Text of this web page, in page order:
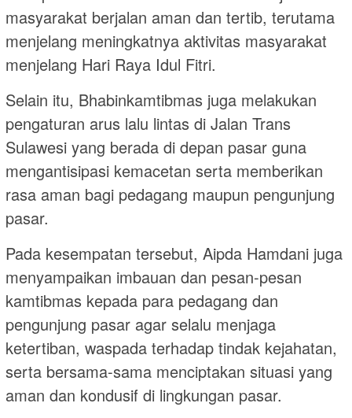
masyarakat berjalan aman dan tertib, terutama
menjelang meningkatnya aktivitas masyarakat
menjelang Hari Raya Idul Fitri.
Selain itu, Bhabinkamtibmas juga melakukan
pengaturan arus lalu lintas di Jalan Trans
Sulawesi yang berada di depan pasar guna
mengantisipasi kemacetan serta memberikan
rasa aman bagi pedagang maupun pengunjung
pasar.
Pada kesempatan tersebut, Aipda Hamdani juga
menyampaikan imbauan dan pesan-pesan
kamtibmas kepada para pedagang dan
pengunjung pasar agar selalu menjaga
ketertiban, waspada terhadap tindak kejahatan,
serta bersama-sama menciptakan situasi yang
aman dan kondusif di lingkungan pasar.